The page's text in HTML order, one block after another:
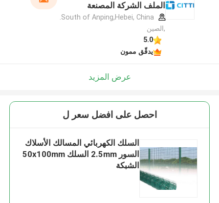
الملف الشركة المصنعة
,الصين
5.0
يدقّق ممون
عرض المزيد
احصل على افضل سعر ل
السلك الكهربائي المسالك الأسلاك
السور 2.5mm السلك 50x100mm
الشبكة